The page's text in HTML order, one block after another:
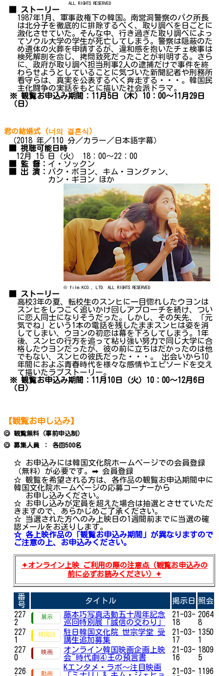
ALL RIGHTS RESERVED
■ ストーリー
1987年1月、軍事政権下の韓国。南営洞警察のパク所長
は北分子を徹底的に排除するべく、取り調べを日ごとに
激化させていた。そんな中、行き過ぎた取り調べによっ
てソウル大学の学生が死亡してしまう。警察は隠蔽のた
め遺体の火葬を申請するが、違和感を抱いたチェ検事は
検死解剖を命じ、拷問致死だったことが判明する。さら
に、政府が取り調べ担当刑事2人の逮捕だけで事件を終
わらせようとしていることに気づいた新聞記者や刑務所
看守らは、真実を公表するべく奔走する・・・。韓国民
主化闘争の実話をもとに描いた社会派ドラマ。
※ 観覧お申込み期間：11月5日（木）10：00～11月29日
（日）
君の結婚式 (너의 결혼식）
（2018 年／110 分／カラー／日本語字幕）
■ 視聴可能日時
12月 15 日（火） 18：00～22：00
■ 監 督： イ・ソックン
■ 出 演： パク・ボヨン、キム・ヨングァン、
カン・ギヨン ほか
© film KCO., LTD. ALL RIGHTS RESERVED
■ ストーリー
高校3年の夏、転校生のスンヒに一目惚れしたウヨンは
スンヒをしつこく追いかけ回しアプローチを続け、つい
に恋人同士になりそうだった。しかし、その矢先、「元
気でね」という1本の電話を残したままスンヒは姿を消
してしまい、ウヨンの初恋は幕を下ろしてしまう。1年
後、スンヒの行方を追って粘り強い努力で同じ大学に合
格したウヨンだったが、彼の前に立ちはだかったのは他
でもない、スンヒの彼氏だった・・・。 出会いから10
年間におよぶ青春時代を様々な感情やエピソードを交え
て描いたラブストーリー。
※ 観覧お申込み期間：11月10日（火）10：00～12月6日
（日）
【観覧お申し込み】
◎ 観覧無料（事前申込制）
◎ 募集人員 ： 各回500名
☆ お申込みには韓国文化院ホームページでの会員登録
（無料）が必要です。➡ 会員登録
☆ 観覧を希望される方は、各作品の観覧お申込期間中に
韓国文化院ホームページの応募コーナーから
お申し込みください。
☆ お申し込みが定員を超えた場合は抽選とさせていただ
きますので、あらかじめご了承ください。
☆ 当選された方へのみ上映日の1週間前までに当選の確
認メールをお送りします。
☆ 各上映作品の「観覧お申込み期間」が異なりますので
ご注意の上、お申込みください。
✦オンライン上映 ご利用の際の注意点（観覧お申込みの
前に必ずお読みください）✦
番
号
タイトル 掲示日 照会
227
2
藤本巧写真活動五十周年記念
巡回特別展「誠信の交わり」
21-03-
18
2064
8
227
1
駐日韓国文化院 世宗学堂 受
講生追加募集
21-03-
17
1350
1
227
0
オンライン韓国映画企画上映
会~時代劇④王の預言書
21-03-
16
1809
5
226
Kエンタメ・ラボ～注目映画
21-03- 1196